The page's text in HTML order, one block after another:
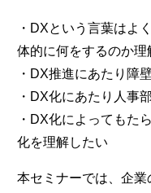
・DXという言葉はよ
体的に何をするのか理
・DX推進にあたり障
・DX化にあたり人事
・DX化によってもた
化を理解したい
本セミナーでは、企